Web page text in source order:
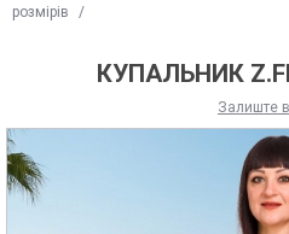
розмірів
/
КУПАЛЬНИК
Залиште